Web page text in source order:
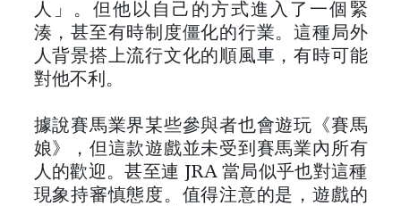
人」。但他以自己的方式進入了一個緊
湊，甚至有時制度僵化的行業。這種局外
人背景搭上流行文化的順風車，有時可能
對他不利。
據說賽馬業界某些參與者也會遊玩《賽馬
娘》，但這款遊戲並未受到賽馬業內所有
人的歡迎。甚至連 JRA 當局似乎也對這種
現象持審慎態度。值得注意的是，遊戲的